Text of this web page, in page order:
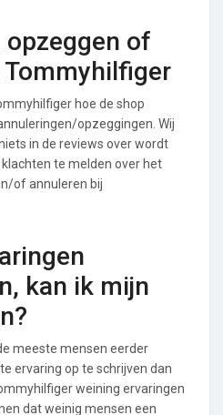
opzeggen of
hoe de shop
opzeggingen. Wij
in de reviews over wordt
te melden over het
of annuleren bij
kan ik mijn
meeste mensen eerder
ervaring op te schrijven dan
weining ervaringen
dat weinig mensen een